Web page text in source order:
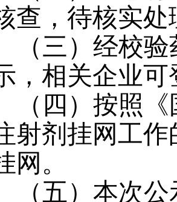
查，待核实
（三）经校
，相关企业
（四）按照
射剂挂网工
网。
（五）本次